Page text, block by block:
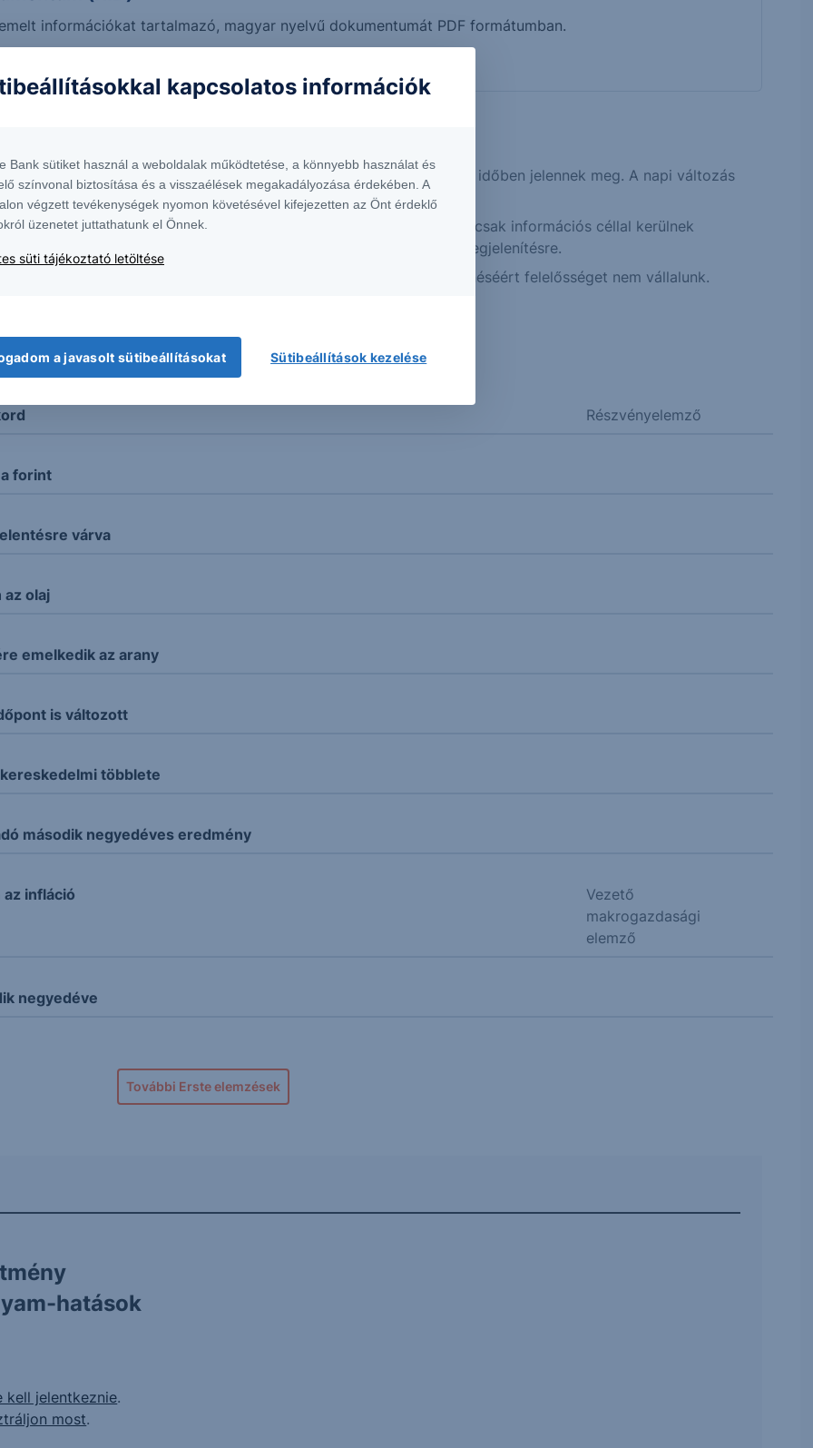
információkat tartalmazó, magyar nyelvű dokumentumát PDF formátumban.
megfelelnek a legjobb árjegyzői ajánlatoknak, és közel valós időben jelennek meg. A napi változás
árjegyzői vételi árának különbségét mutatják.
árfolyamok és az ebből számított tőkeáttétel nem valós idejűek, csak információs céllal kerülnek
az eseményt követő napon kerülnek feldolgozásra és megjelenítésre.
vagy más technikai okokból eredő hibás megjelenéséért felelősséget nem vállalunk.
Erste elemzések Piaci hírek
Részvényelemző
forint
várva
olaj
emelkedik az arany
is változott
többlete
második negyedéves eredmény
infláció
Vezető
makrogazdasági
elemző
negyedéve
További Erste elemzések
hatások
kell jelentkeznie.
most.
kapcsolatos információk
Bank sütiket használ a weboldalak működtetése, a könnyebb használat és
színvonal biztosítása és a visszaélések megakadályozása érdekében. A
végzett tevékenységek nyomon követésével kifejezetten az Önt érdeklő
üzenetet juttathatunk el Önnek.
süti tájékoztató letöltése
a javasolt sütibeállításokat Sütibeállítások kezelése